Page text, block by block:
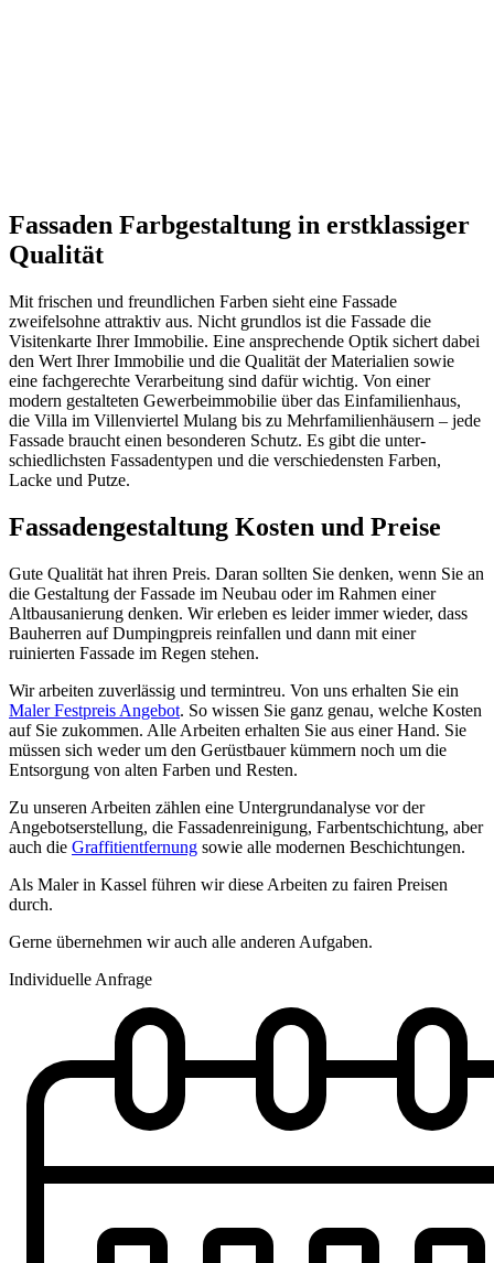
Fassaden Farbgestaltung in erstklassiger
Qualität
Mit frischen und freundlichen Farben sieht eine Fassade
zweifelsohne attraktiv aus. Nicht grundlos ist die Fassade die
Visitenkarte Ihrer Immobilie. Eine ansprechende Optik sichert dabei
den Wert Ihrer Immobilie und die Qualität der Materialien sowie
eine fachgerechte Verarbeitung sind dafür wichtig. Von einer
modern gestalteten Gewerbeimmobilie über das Einfamilienhaus,
die Villa im Villenviertel Mulang bis zu Mehrfamilienhäusern – jede
Fassade braucht einen besonderen Schutz. Es gibt die unter­
schiedlichsten Fassadentypen und die verschiedensten Farben,
Lacke und Putze.
Fassadengestaltung Kosten und Preise
Gute Qualität hat ihren Preis. Daran sollten Sie denken, wenn Sie an
die Gestaltung der Fassade im Neubau oder im Rahmen einer
Altbausanierung denken. Wir erleben es leider immer wieder, dass
Bauherren auf Dumpingpreis reinfallen und dann mit einer
ruinierten Fassade im Regen stehen.
Wir arbeiten zuverlässig und termintreu. Von uns erhalten Sie ein
Maler Festpreis Angebot. So wissen Sie ganz genau, welche Kosten
auf Sie zukommen. Alle Arbeiten erhalten Sie aus einer Hand. Sie
müssen sich weder um den Gerüstbauer kümmern noch um die
Entsorgung von alten Farben und Resten.
Zu unseren Arbeiten zählen eine Untergrundanalyse vor der
Angebotserstellung, die Fassadenreinigung, Farbentschichtung, aber
auch die Graffitientfernung sowie alle modernen Beschichtungen.
Als Maler in Kassel führen wir diese Arbeiten zu fairen Preisen
durch.
Gerne übernehmen wir auch alle anderen Aufgaben.
Individuelle Anfrage